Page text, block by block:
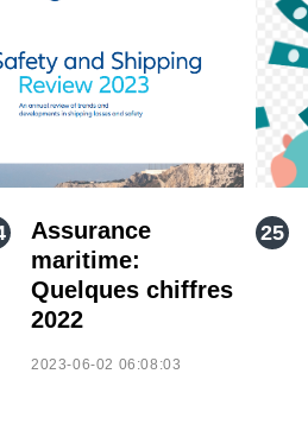
Assurance
maritime:
Quelques chiffres
2022
2023-06-02 06:08:03